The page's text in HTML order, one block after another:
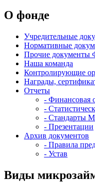
О фонде
Учредительные
Нормативные
Прочие документы
Наша команда
Контролирующие
Награды,
Отчеты
- Финансовая
-
- Стандарты
- Презентации
Архив документов
- Правила
- Устав
Виды